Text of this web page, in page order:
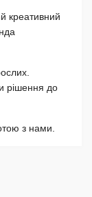
креативний
рішення до
з нами.